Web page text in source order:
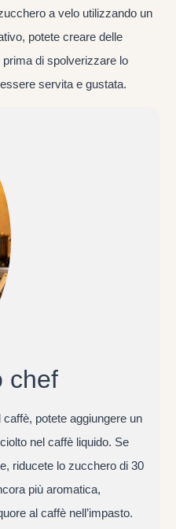
a velo utilizzando un
potete creare delle
di spolverizzare lo
servita e gustata.
chef
potete aggiungere un
nel caffè liquido. Se
riducete lo zucchero di 30
più aromatica,
al caffè nell’impasto.